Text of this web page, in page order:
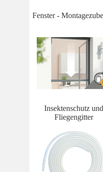
Fenster -
Insektenschutz und
Fliegengitter